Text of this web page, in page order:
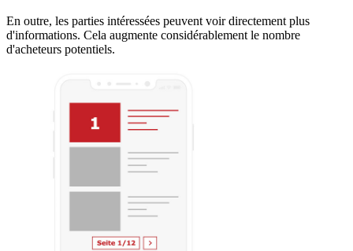
En outre, les parties intéressées peuvent voir directement plus
d'informations. Cela augmente considérablement le nombre
d'acheteurs potentiels.